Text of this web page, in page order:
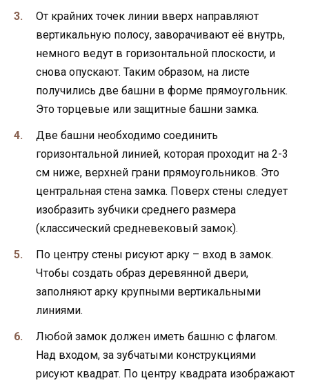
От крайних точек линии вверх направляют
вертикальную полосу, заворачивают её внутрь,
немного ведут в горизонтальной плоскости, и
снова опускают. Таким образом, на листе
получились две башни в форме прямоугольник.
Это торцевые или защитные башни замка.
Две башни необходимо соединить
горизонтальной линией, которая проходит на 2-3
см ниже, верхней грани прямоугольников. Это
центральная стена замка. Поверх стены следует
изобразить зубчики среднего размера
(классический средневековый замок).
По центру стены рисуют арку – вход в замок.
Чтобы создать образ деревянной двери,
заполняют арку крупными вертикальными
линиями.
Любой замок должен иметь башню с флагом.
Над входом, за зубчатыми конструкциями
рисуют квадрат. По центру квадрата изображают